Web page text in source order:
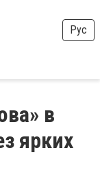
Рус
в
ярких